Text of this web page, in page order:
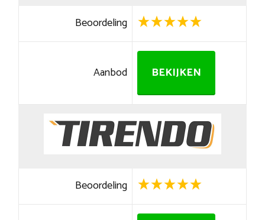
Beoordeling
Aanbod BEKIJKEN
Beoordeling